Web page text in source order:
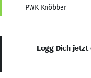
PWK Knöbber
Logg Dich